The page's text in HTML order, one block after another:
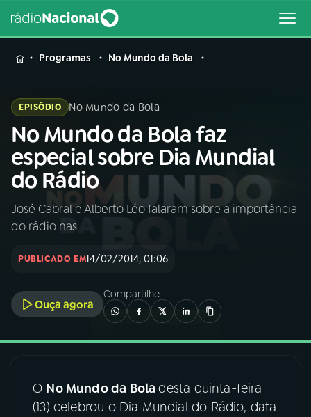
MENU
Buscar
na
Rádio
Nacional
Buscar
AO VIVO
INÍCIO
A RÁDIO
03PROGRAMAÇÃO
04PROGRAMAS
Programas No Mundo da Bola
EPISÓDIO No Mundo da Bola
No Mundo da Bola faz
especial sobre Dia Mundial
do Rádio
José Cabral e Alberto Léo falaram sobre a importância
do rádio nas
PUBLICADO EM14/02/2014, 01:06
Ouça agora
Compartilhe
O No Mundo da Boladesta quinta-feira
(13) celebrou o Dia Mundial do Rádio, data